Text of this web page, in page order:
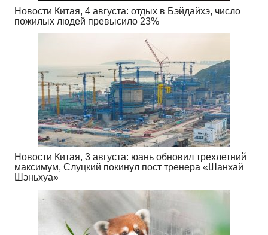
Новости Китая, 4 августа: отдых в Бэйдайхэ, число
пожилых людей превысило 23%
Новости Китая, 3 августа: юань обновил трехлетний
максимум, Слуцкий покинул пост тренера «Шанхай
Шэньхуа»